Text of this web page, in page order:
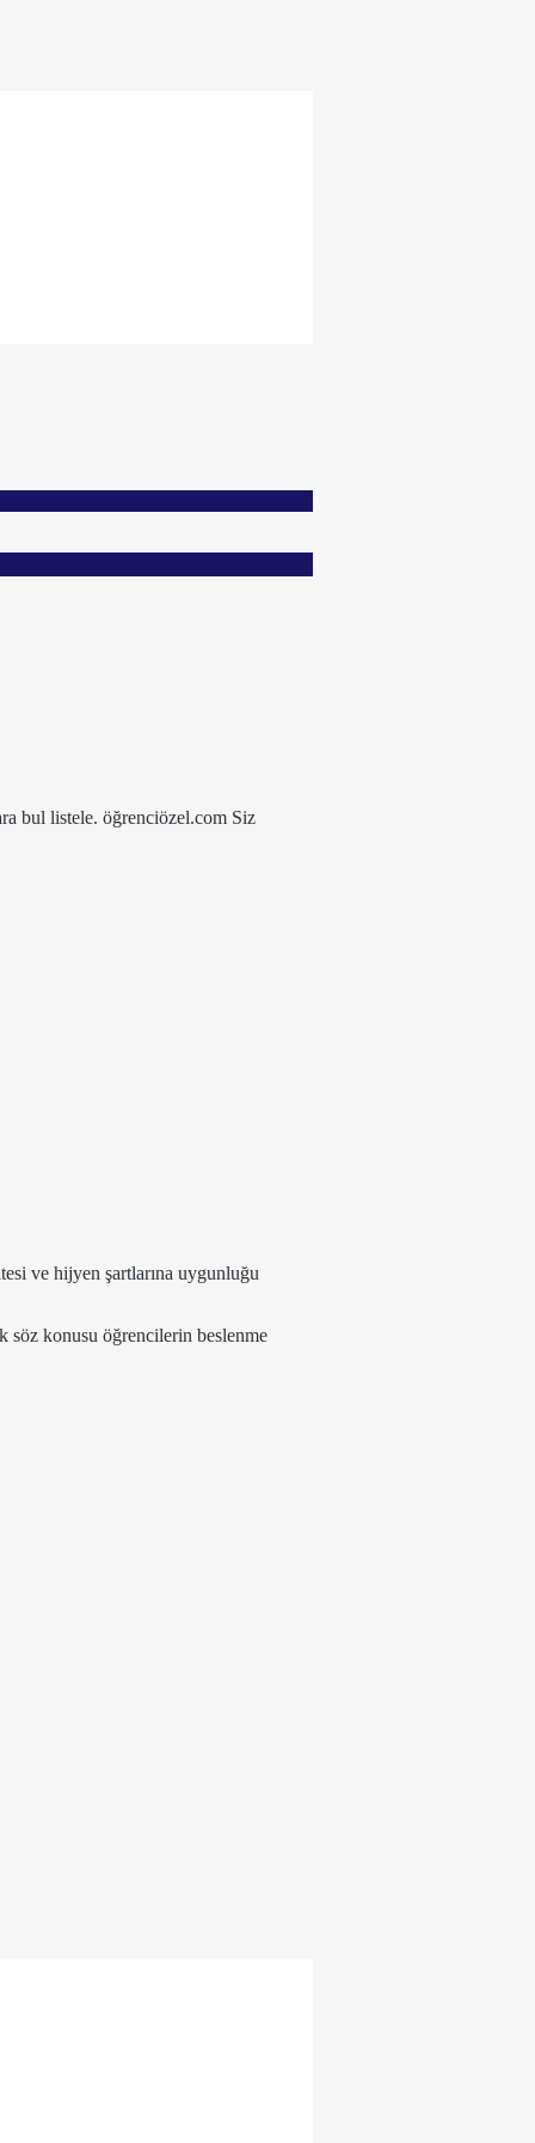
bul listele. öğrenciözel.com Siz
ve hijyen şartlarına uygunluğu
söz konusu öğrencilerin beslenme